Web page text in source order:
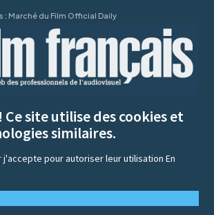
: Marché du Film Official Daily
Ce site utilise des cookies et
similaires.
j'accepte pour autoriser leur utilisationEn